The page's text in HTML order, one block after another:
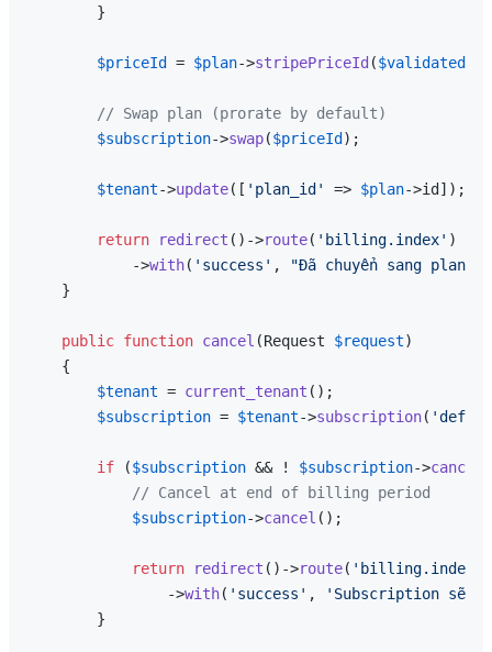
        }
$priceId = $plan->stripePriceId ($validated
// Swap plan (prorate by default)
$subscription->swap($priceId );
$tenant->update([ 'plan_id' => $plan->id]);
return redirect ()->route( 'billing.index' )
            ->
with( 'success' , "Đã chuyển sang plan
    }
public function cancel (Request $request)
{
$tenant = current_tenant ();
$subscription = $tenant->subscription(
if ($subscription && ! $subscription->
// Cancel at end of billing period
$subscription->cancel ();
return redirect ()->route( 'billing.index'
                ->
with( 'success' ,
'Subscription sẽ
        }